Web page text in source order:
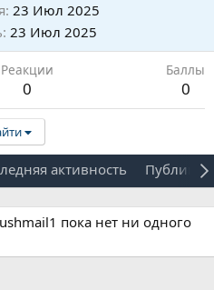
23 Июл 2025
23 Июл 2025
Реакции
0
Баллы
0
активность
пока нет ни одного